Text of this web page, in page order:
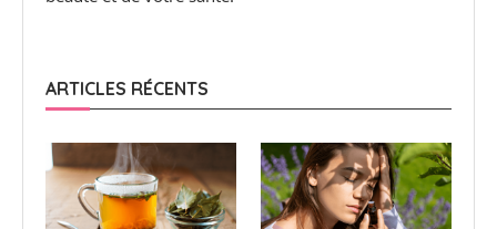
ARTICLES RÉCENTS